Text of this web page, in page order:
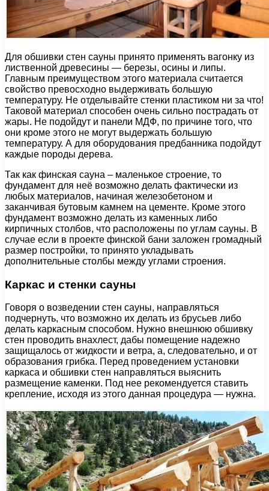
Для обшивки стен сауны принято применять вагонку из
лиственной древесины — березы, осины и липы.
Главным преимуществом этого материала считается
свойство превосходно выдерживать большую
температуру. Не отделывайте стенки пластиком ни за что!
Таковой материал способен очень сильно пострадать от
жары. Не подойдут и панели МДФ, по причине того, что
они кроме этого не могут выдержать большую
температуру. А для оборудования предбанника подойдут
каждые породы дерева.
Так как финская сауна – маленькое строение, то
фундамент для неё возможно делать фактически из
любых материалов, начиная железобетоном и
заканчивая бутовым камнем на цементе. Кроме этого
фундамент возможно делать из каменных либо
кирпичных столбов, что расположены по углам сауны. В
случае если в проекте финской бани заложен громадный
размер постройки, то принято укладывать
дополнительные столбы между углами строения.
Каркас и стенки сауны
Говоря о возведении стен сауны, направляться
подчернуть, что возможно их делать из брусьев либо
делать каркасным способом. Нужно внешнюю обшивку
стен проводить внахлест, дабы помещение надежно
защищалось от жидкости и ветра, а, следовательно, и от
образования грибка. Перед проведением установки
каркаса и обшивки стен направляться выяснить
размещение каменки. Под нее рекомендуется ставить
крепление, исходя из этого данная процедура — нужна.